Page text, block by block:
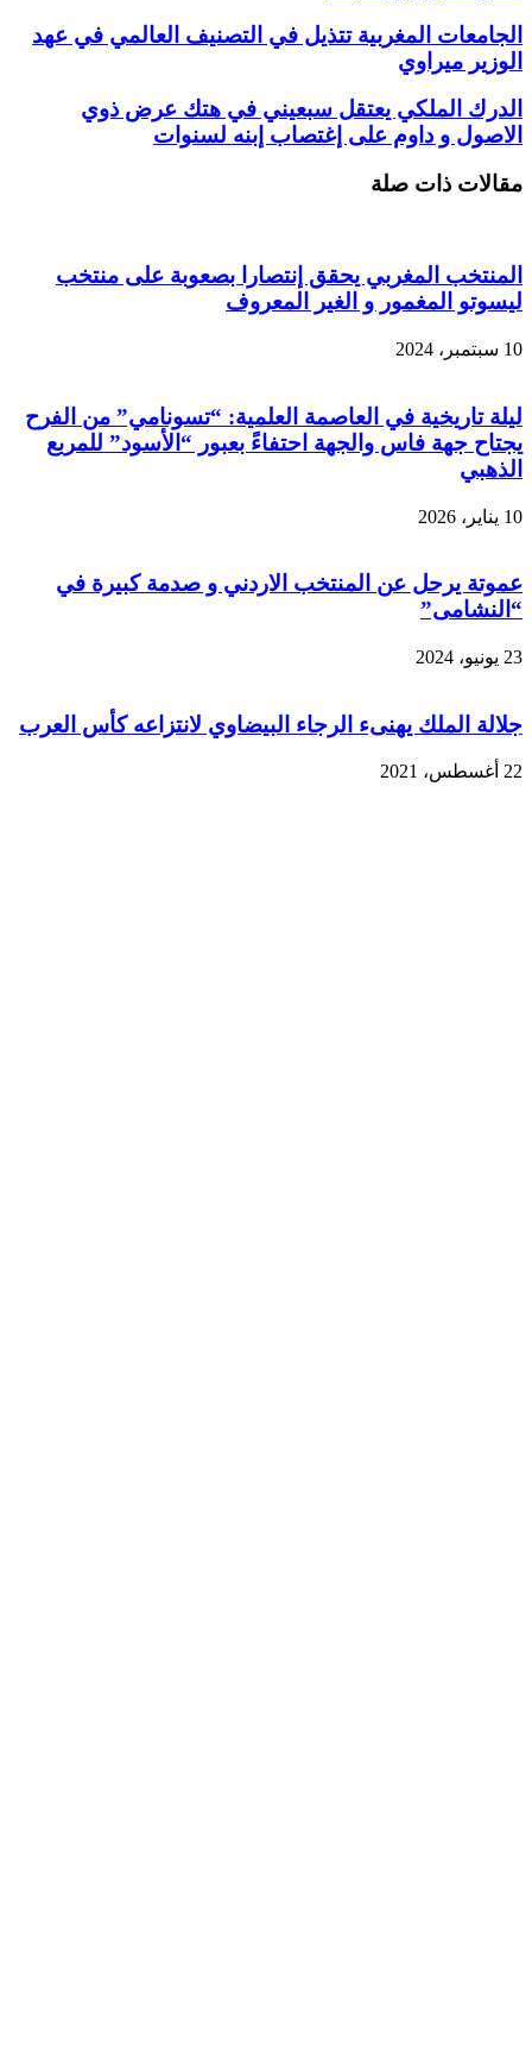
الجامعات المغربية تتذيل في التصنيف العالمي في عهد
الوزير ميراوي
الدرك الملكي يعتقل سبعيني في هتك عرض ذوي
الاصول و داوم على إغتصاب إبنه لسنوات
مقالات ذات صلة
المنتخب المغربي يحقق إنتصارا بصعوبة على منتخب
ليسوتو المغمور و الغير المعروف
10 سبتمبر، 2024
ليلة تاريخية في العاصمة العلمية: “تسونامي” من الفرح
يجتاح جهة فاس والجهة احتفاءً بعبور “الأسود” للمربع
الذهبي
10 يناير، 2026
عموتة يرحل عن المنتخب الاردني و صدمة كبيرة في
“النشامى”
23 يونيو، 2024
جلالة الملك يهنىء الرجاء البيضاوي لانتزاعه كأس العرب
22 أغسطس، 2021